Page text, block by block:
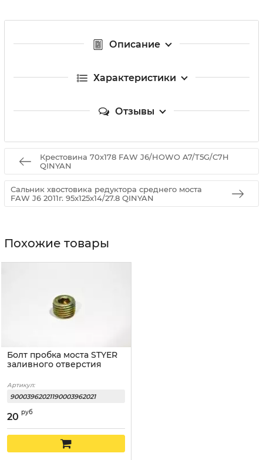
Описание
Характеристики
Отзывы
Крестовина 70х178 FAW J6/HOWO A7/T5G/C7H
QINYAN
Сальник хвостовика редуктора среднего моста
FAW J6 2011г. 95x125x14/27.8 QINYAN
Похожие товары
Болт пробка моста STYER
заливного отверстия
Артикул:
90003962021190003962021
20 руб